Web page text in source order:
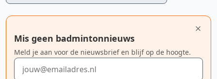
Mis geen badmintonnieuws
Meld je aan voor de nieuwsbrief en blijf op de hoogte.
E-mailadres